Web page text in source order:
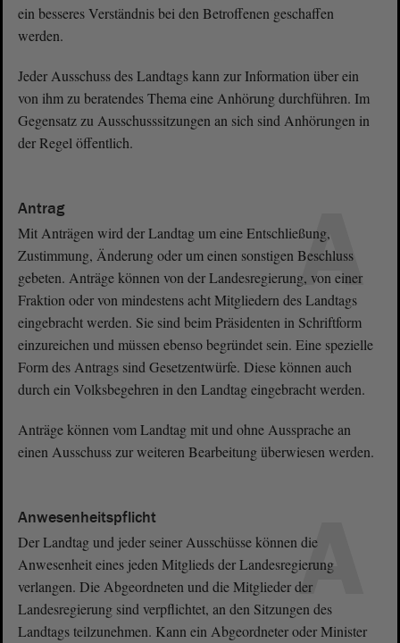
ein besseres Verständnis bei den Betroffenen geschaffen
werden.
Jeder Ausschuss des Landtags kann zur Information über ein
von ihm zu beratendes Thema eine Anhörung durchführen. Im
Gegensatz zu Ausschusssitzungen an sich sind Anhörungen in
der Regel öffentlich.
A
Antrag
Mit Anträgen wird der Landtag um eine Entschließung,
Zustimmung, Änderung oder um einen sonstigen Beschluss
gebeten. Anträge können von der Landesregierung, von einer
Fraktion oder von mindestens acht Mitgliedern des Landtags
eingebracht werden. Sie sind beim Präsidenten in Schriftform
einzureichen und müssen ebenso begründet sein. Eine spezielle
Form des Antrags sind Gesetzentwürfe. Diese können auch
durch ein Volksbegehren in den Landtag eingebracht werden.
Anträge können vom Landtag mit und ohne Aussprache an
einen Ausschuss zur weiteren Bearbeitung überwiesen werden.
A
Anwesenheitspflicht
Der Landtag und jeder seiner Ausschüsse können die
Anwesenheit eines jeden Mitglieds der Landesregierung
verlangen. Die Abgeordneten und die Mitglieder der
Landesregierung sind verpflichtet, an den Sitzungen des
Landtags teilzunehmen. Kann ein Abgeordneter oder Minister